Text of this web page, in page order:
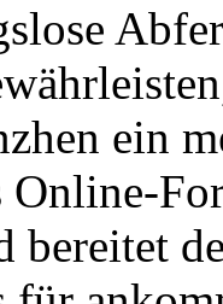
ein
Online-
bereitet